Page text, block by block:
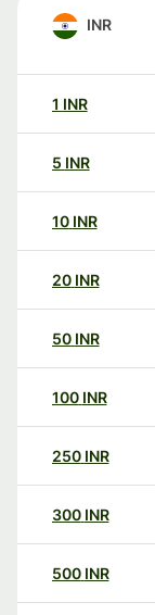
INR
1 INR
5 INR
10 INR
20 INR
50 INR
100 INR
250 INR
300 INR
500 INR